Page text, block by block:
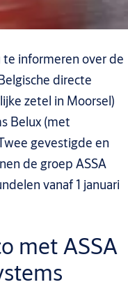
informeren over de
directe
zetel in Moorsel)
Belux (met
gevestigde en
de groep ASSA
vanaf 1 januari
met ASSA